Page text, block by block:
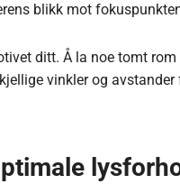
blikk mot
ditt. Å la noe tomt
vinkler og